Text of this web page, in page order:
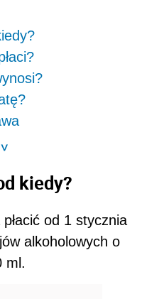
kiedy?
od 1 stycznia
alkoholowych o
ml.